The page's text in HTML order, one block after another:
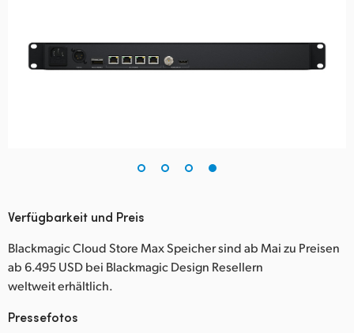
Verfügbarkeit und Preis
Blackmagic Cloud Store Max Speicher sind ab Mai zu Preisen
ab 6.495 USD bei Blackmagic Design Resellern
weltweit erhältlich.
Pressefotos